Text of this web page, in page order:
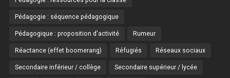
Pédagogie : séquence pédagogique
Pédagogique : proposition d'activité Rumeur
Réactance (effet boomerang) Réfugiés Réseaux sociaux
Secondaire inférieur / collège Secondaire supérieur / lycée